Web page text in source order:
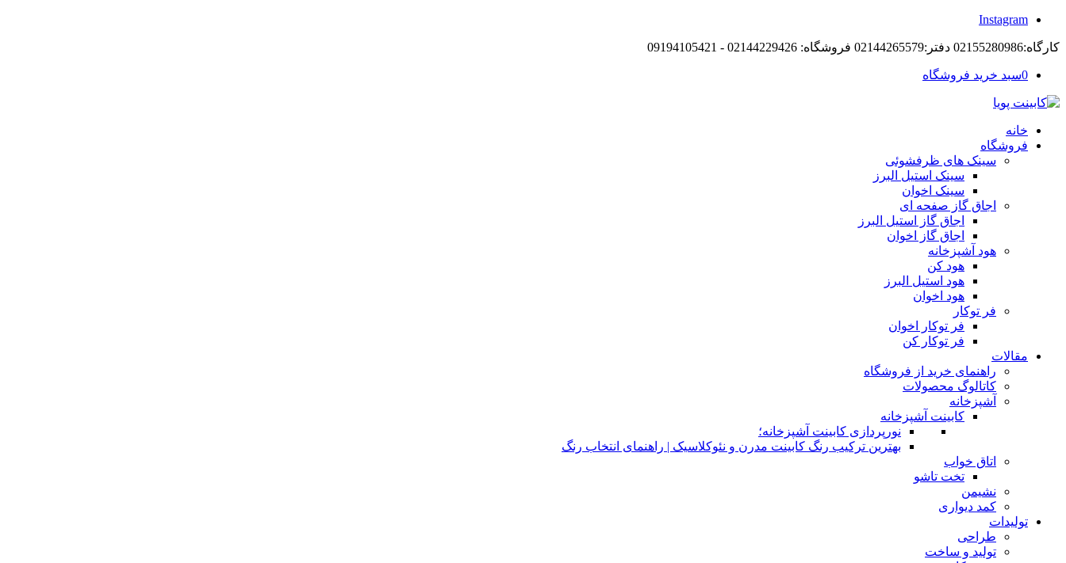
Instagram
کارگاه:02155280986 دفتر:02144265579 فروشگاه: 02144229426 - 09194105421
0سبد خرید فروشگاه
خانه
فروشگاه
سینک های ظرفشوئی
سینک استیل البرز
سینک اخوان
اجاق گاز صفحه ای
اجاق گاز استیل البرز
اجاق گاز اخوان
هود آشپزخانه
هود کن
هود استیل البرز
هود اخوان
فر توکار
فر توکار اخوان
فر توکار کن
مقالات
راهنمای خرید از فروشگاه
کاتالوگ محصولات
آشپزخانه
کابینت آشپزخانه
نورپردازی کابینت آشپزخانه؛
بهترین ترکیب رنگ کابینت مدرن و نئوکلاسیک | راهنمای انتخاب رنگ
اتاق خواب
تخت تاشو
نشیمن
کمد دیواری
تولیدات
طراحی
تولید و ساخت